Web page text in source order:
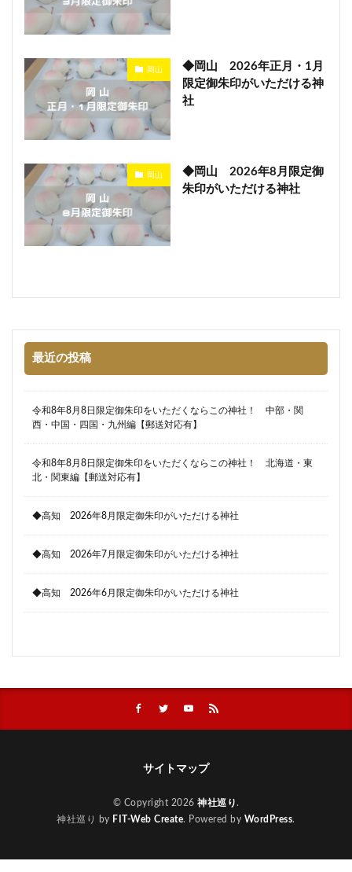
岡山
◆岡山 2026年正月・1月
限定御朱印がいただける神
社
岡山
◆岡山 2026年8月限定御
朱印がいただける神社
最近の投稿
令和8年8月8日限定御朱印をいただくならこの神社！ 中部・関
西・中国・四国・九州編【郵送対応有】
令和8年8月8日限定御朱印をいただくならこの神社！ 北海道・東
北・関東編【郵送対応有】
◆高知 2026年8月限定御朱印がいただける神社
◆高知 2026年7月限定御朱印がいただける神社
◆高知 2026年6月限定御朱印がいただける神社
サイトマップ
© Copyright 2026 神社巡り.
神社巡り by FIT-Web Create. Powered by WordPress.